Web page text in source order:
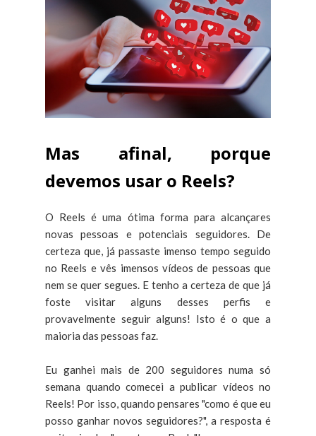
Mas afinal, porque
devemos usar o Reels?
O Reels é uma ótima forma para alcançares
novas pessoas e potenciais seguidores. De
certeza que, já passaste imenso tempo seguido
no Reels e vês imensos vídeos de pessoas que
nem se quer segues. E tenho a certeza de que já
foste visitar alguns desses perfis e
provavelmente seguir alguns! Isto é o que a
maioria das pessoas faz.
Eu ganhei mais de 200 seguidores numa só
semana quando comecei a publicar vídeos no
Reels! Por isso, quando pensares "como é que eu
posso ganhar novos seguidores?", a resposta é